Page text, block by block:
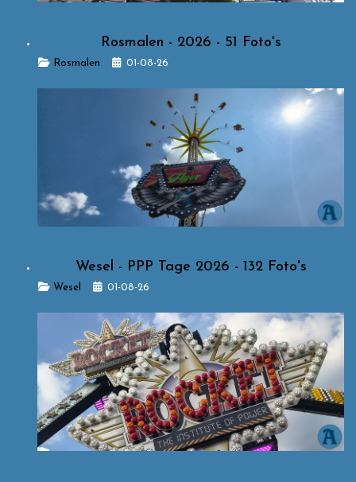
Rosmalen - 2026 - 51 Foto's
DetailsRosmalen 01-08-26
Wesel - PPP Tage 2026 - 132 Foto's
Details
Wesel 01-08-26